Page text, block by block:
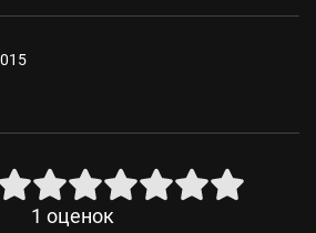
1 оценок